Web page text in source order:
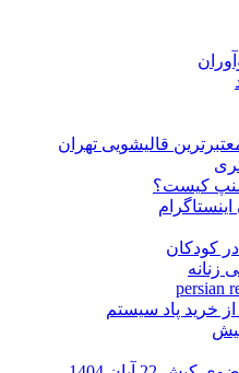
قالیشویی تهران
کیست؟
در کودکان
زنانه
persian